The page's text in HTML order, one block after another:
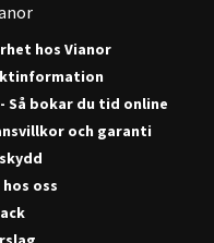
hos Vianor
Så bokar du tid online
och garanti
oss